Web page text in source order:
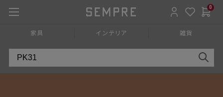
0
家具 インテリア 雑貨
HOME ソファ » ３人掛け »